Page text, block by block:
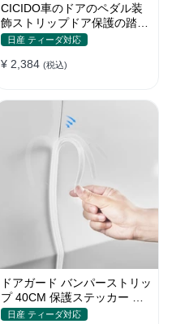
CICIDO車のドアのペダル装
飾ストリップドア保護の踏み
つけ防止
日産 ティーダ対応
¥ 2,384 (税込)
ドアガード バンパーストリッ
プ 40CM 保護ステッカー キ
ズ防止 プロテクターシール
日産 ティーダ対応